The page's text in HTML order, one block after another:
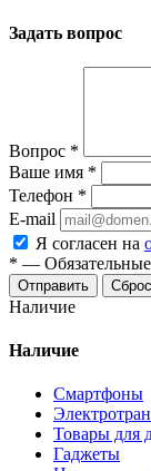
Задать вопрос
Вопрос *
Ваше имя *
Телефон *
E-mail
Я согласен на
* —
Отправить
Наличие
Наличие
Смартфоны
Товары для
Гаджеты